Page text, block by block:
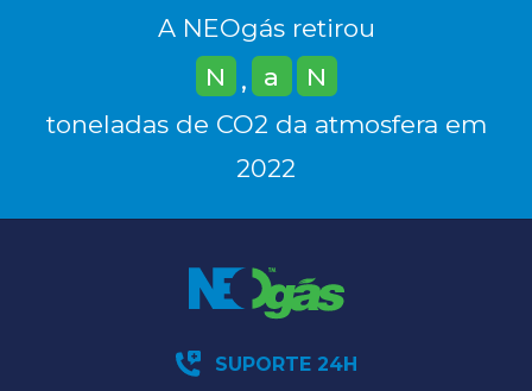
A NEOgás retirou
N
, a
N
toneladas de CO2 da atmosfera em
2022
SUPORTE 24H